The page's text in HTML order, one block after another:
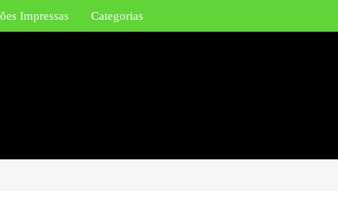
Impressas Categorias